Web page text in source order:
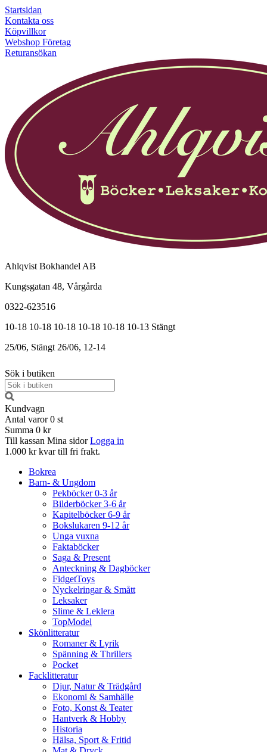
Startsidan
Kontakta oss
Köpvillkor
Webshop Företag
Returansökan
Ahlqvist Bokhandel AB
Kungsgatan 48, Vårgårda
0322-623516
10-18 10-18 10-18 10-18 10-18 10-13 Stängt
25/06, Stängt 26/06, 12-14
Sök i butiken
Kundvagn
Antal varor 0 st
Summa 0 kr
Till kassan Mina sidor Logga in
1.000 kr kvar till fri frakt.
Bokrea
Barn- & Ungdom
Pekböcker 0-3 år
Bilderböcker 3-6 år
Kapitelböcker 6-9 år
Bokslukaren 9-12 år
Unga vuxna
Faktaböcker
Saga & Present
Anteckning & Dagböcker
FidgetToys
Nyckelringar & Smått
Leksaker
Slime & Leklera
TopModel
Skönlitteratur
Romaner & Lyrik
Spänning & Thrillers
Pocket
Facklitteratur
Djur, Natur & Trädgård
Ekonomi & Samhälle
Foto, Konst & Teater
Hantverk & Hobby
Historia
Hälsa, Sport & Fritid